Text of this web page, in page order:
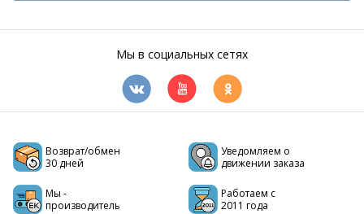
Мы в социальных сетях
Возврат/обмен
30 дней
Уведомляем о
движении заказа
Мы -
производитель
Работаем с
2011 года